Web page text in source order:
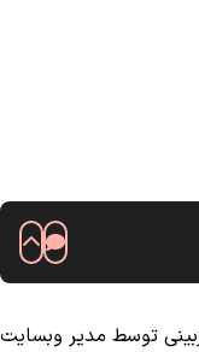
توسط مدیر وبسایت